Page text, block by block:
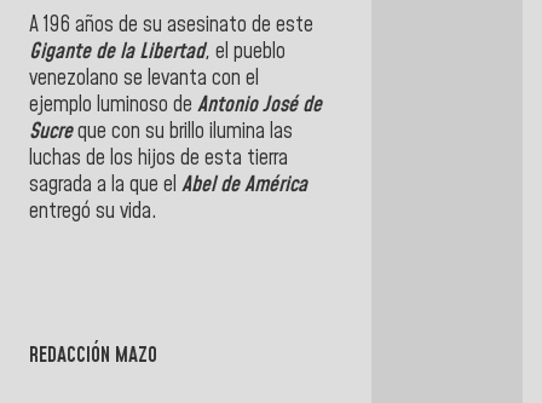
A 196 años de su asesinato de este
Gigante de la Libertad, el pueblo
venezolano se levanta con el
ejemplo luminoso de Antonio José de
Sucreque con su brillo ilumina las
luchas de los hijos de esta tierra
sagrada a la que el Abel de América
entregó su vida.
REDACCIÓN MAZO